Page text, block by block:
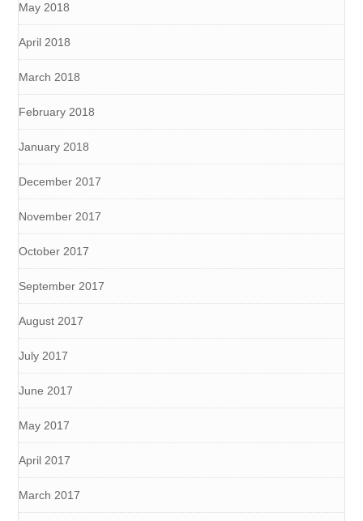
May 2018
April 2018
March 2018
February 2018
January 2018
December 2017
November 2017
October 2017
September 2017
August 2017
July 2017
June 2017
May 2017
April 2017
March 2017